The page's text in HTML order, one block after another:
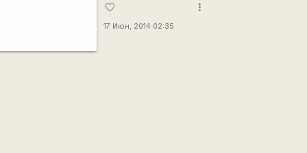
favorite_border
17 Июн, 2014 02:35
more_vert